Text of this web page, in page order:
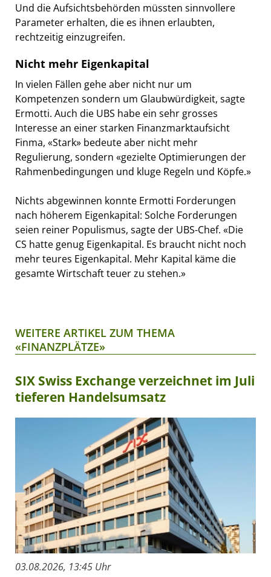
Und die Aufsichtsbehörden müssten sinnvollere
Parameter erhalten, die es ihnen erlaubten,
rechtzeitig einzugreifen.
Nicht mehr Eigenkapital
In vielen Fällen gehe aber nicht nur um
Kompetenzen sondern um Glaubwürdigkeit, sagte
Ermotti. Auch die UBS habe ein sehr grosses
Interesse an einer starken Finanzmarktaufsicht
Finma, «Stark» bedeute aber nicht mehr
Regulierung, sondern «gezielte Optimierungen der
Rahmenbedingungen und kluge Regeln und Köpfe.»
Nichts abgewinnen konnte Ermotti Forderungen
nach höherem Eigenkapital: Solche Forderungen
seien reiner Populismus, sagte der UBS-Chef. «Die
CS hatte genug Eigenkapital. Es braucht nicht noch
mehr teures Eigenkapital. Mehr Kapital käme die
gesamte Wirtschaft teuer zu stehen.»
WEITERE ARTIKEL ZUM THEMA
«FINANZPLÄTZE»
SIX Swiss Exchange verzeichnet im Juli
tieferen Handelsumsatz
03.08.2026, 13:45 Uhr